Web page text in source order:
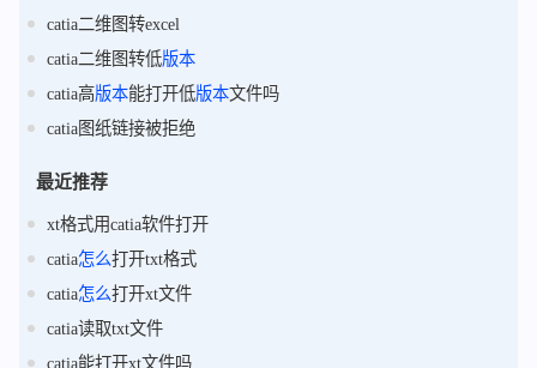
catia二维图转excel
catia二维图转低版本
catia高版本能打开低版本文件吗
catia图纸链接被拒绝
最近推荐
xt格式用catia软件打开
catia怎么打开txt格式
catia怎么打开xt文件
catia读取txt文件
catia能打开xt文件吗